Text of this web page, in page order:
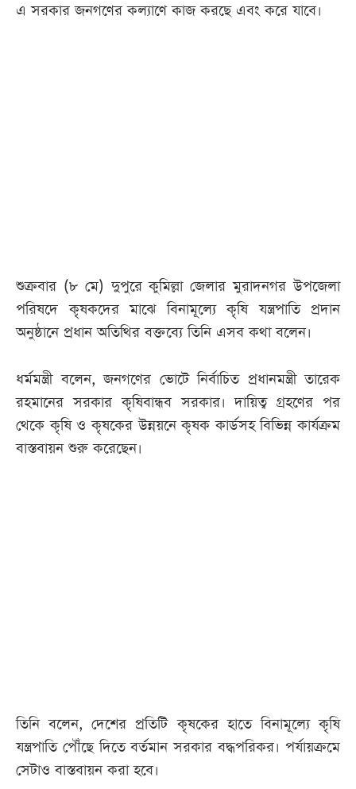
ভিডিও
এ সরকার জনগণের কল্যাণে কাজ করছে এবং করে যাবে।
শুক্রবার (৮ মে) দুপুরে কুমিল্লা জেলার মুরাদনগর উপজেলা
পরিষদে কৃষকদের মাঝে বিনামূল্যে কৃষি যন্ত্রপাতি প্রদান
অনুষ্ঠানে প্রধান অতিথির বক্তব্যে তিনি এসব কথা বলেন।
ধর্মমন্ত্রী বলেন, জনগণের ভোটে নির্বাচিত প্রধানমন্ত্রী তারেক
রহমানের সরকার কৃষিবান্ধব সরকার। দায়িত্ব গ্রহণের পর
থেকে কৃষি ও কৃষকের উন্নয়নে কৃষক কার্ডসহ বিভিন্ন কার্যক্রম
বাস্তবায়ন শুরু করেছেন।
তিনি বলেন, দেশের প্রতিটি কৃষকের হাতে বিনামূল্যে কৃষি
যন্ত্রপাতি পৌঁছে দিতে বর্তমান সরকার বদ্ধপরিকর। পর্যায়ক্রমে
সেটাও বাস্তবায়ন করা হবে।